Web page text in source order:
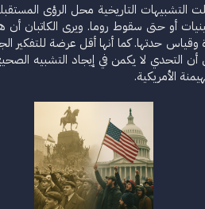
التاريخية محل الرؤى
أو حتى سقوط روما. ويرى
وقياس حدتها. كما أنها أقل عرضة
أن التحدي لا يكمن في إيجاد التشبيه
الأمريكية.